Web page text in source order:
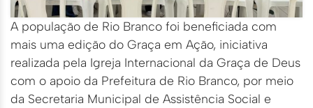
A população de Rio Branco foi beneficiada com
mais uma edição do Graça em Ação, iniciativa
realizada pela Igreja Internacional da Graça de Deus
com o apoio da Prefeitura de Rio Branco, por meio
da Secretaria Municipal de Assistência Social e